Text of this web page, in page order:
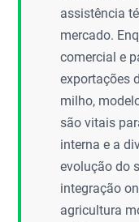
assistência
mercado.
comercial e
exportações
milho,
são vitais
interna e a
evolução do
integração
agricultura